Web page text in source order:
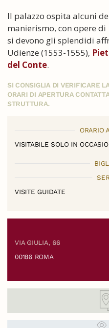
Il palazzo ospita alcuni
manierismo, con opere di
si devono gli splendidi
Udienze (1553-1555),
del Conte.
SI CONSIGLIA DI VERIFICARE
ORARI DI APERTURA
STRUTTURA.
ORARIO
VISITABILE SOLO IN
VISITE GUIDATE
VIA GIULIA, 66
00186 ROMA